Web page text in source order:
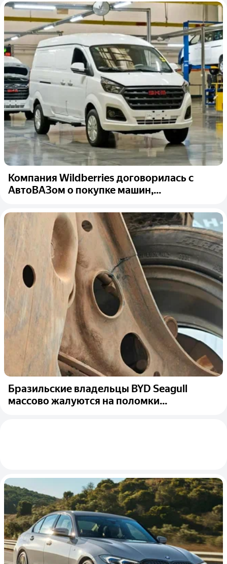
Компания Wildberries договорилась с
АвтоВАЗом о покупке машин,...
Бразильские владельцы BYD Seagull
массово жалуются на поломки...